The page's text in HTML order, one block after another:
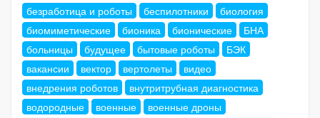
безработица и роботы
беспилотники
биология
биомиметические
бионика бионические
БНА
больницы
будущее бытовые роботы
БЭК
вакансии
вектор вертолеты
видео
внедрения роботов
внутритрубная диагностика
водородные
военные
военные дроны